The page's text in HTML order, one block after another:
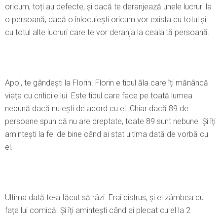
oricum, toți au defecte, și dacă te deranjează unele lucruri la
o persoană, dacă o înlocuiești oricum vor exista cu totul și
cu totul alte lucruri care te vor deranja la cealaltă persoană.
Apoi, te gândești la Florin. Florin e tipul ăla care îți mănâncă
viața cu criticile lui. Este tipul care face pe toată lumea
nebună dacă nu ești de acord cu el. Chiar dacă 89 de
persoane spun că nu are dreptate, toate 89 sunt nebune. Şi îți
amintești la fel de bine când ai stat ultima dată de vorbă cu
el.
Ultima dată te-a făcut să râzi. Erai distrus, și el zâmbea cu
fața lui comică. Şi îți amintești când ai plecat cu el la 2